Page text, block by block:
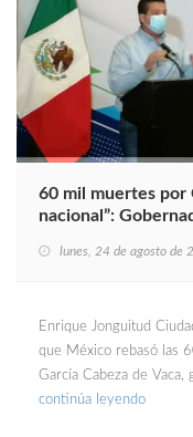
60 mil muertes por
nacional”:
lunes, 24 de agosto de
Enrique Jonguitud
que México rebasó las
García Cabeza de
continúa leyendo